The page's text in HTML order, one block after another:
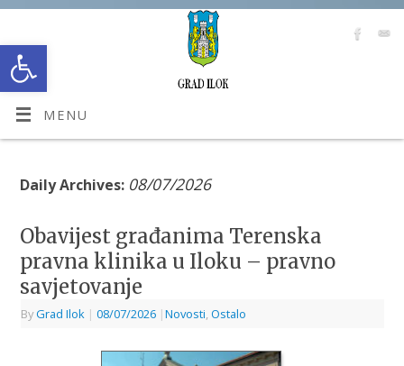
Open toolbar
MENU
Daily Archives: 08/07/2026
Obavijest građanima Terenska
pravna klinika u Iloku – pravno
savjetovanje
ByGrad Ilok | 08/07/2026 |Novosti, Ostalo